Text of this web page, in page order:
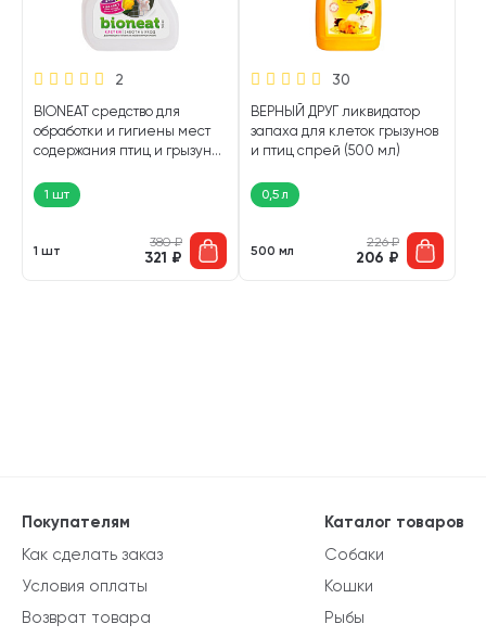
2
BIONEAT средство для
обработки и гигиены мест
содержания птиц и грызунов
1 шт
1 шт
380₽
321 ₽
30
ВЕРНЫЙ ДРУГ ликвидатор
запаха для клеток грызунов
и птиц спрей (500 мл)
0,5 л
500 мл
226₽
206 ₽
Каталог товаров
Собаки
Кошки
Рыбы
Покупателям
Как сделать заказ
Условия оплаты
Возврат товара